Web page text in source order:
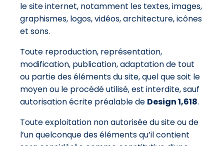
le site internet, notamment les textes, images,
graphismes, logos, vidéos, architecture, icônes
et sons.
Toute reproduction, représentation,
modification, publication, adaptation de tout
ou partie des éléments du site, quel que soit le
moyen ou le procédé utilisé, est interdite, sauf
autorisation écrite préalable de Design 1,618.
Toute exploitation non autorisée du site ou de
l’un quelconque des éléments qu’il contient